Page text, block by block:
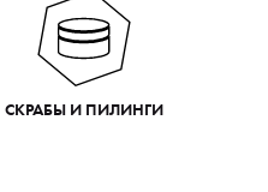
СКРАБЫ И ПИЛИНГИ